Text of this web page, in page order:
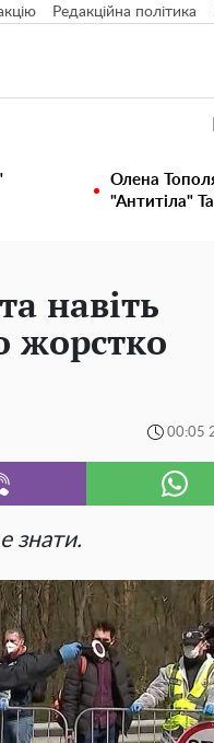
Редакційна політика
Олена
"Антитіла"
навіть
жорстко
00:05
знати.